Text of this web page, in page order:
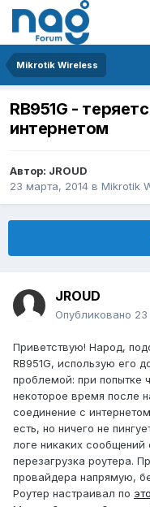
Mikrotik Wireless
RB951G -
интернетом
Автор: JROUD
23 марта, 2014 в Mikrotik
JROUD
Опубликовано 23
Приветствую! Народ,
RB951G, использую его
проблемой: при попытке
некоторое время после
соединение с
есть, но ничего не
логе никаких сообщений
перезагрузка роутера.
провайдера напрямую,
Роутер настраивал по